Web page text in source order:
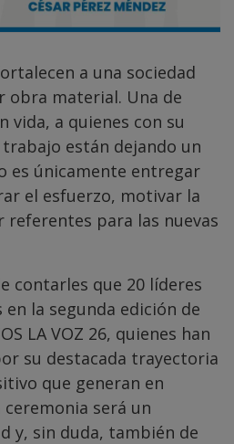
a una sociedad
obra material. Una de
vida, a quienes con su
están dejando un
es únicamente entregar
el esfuerzo, motivar la
referentes para las nuevas
contarles que 20 líderes
la segunda edición de
LA VOZ 26, quienes han
su destacada trayectoria
que generan en
será un
y, sin duda, también de